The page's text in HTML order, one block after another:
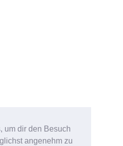
um dir den Besuch
angenehm zu